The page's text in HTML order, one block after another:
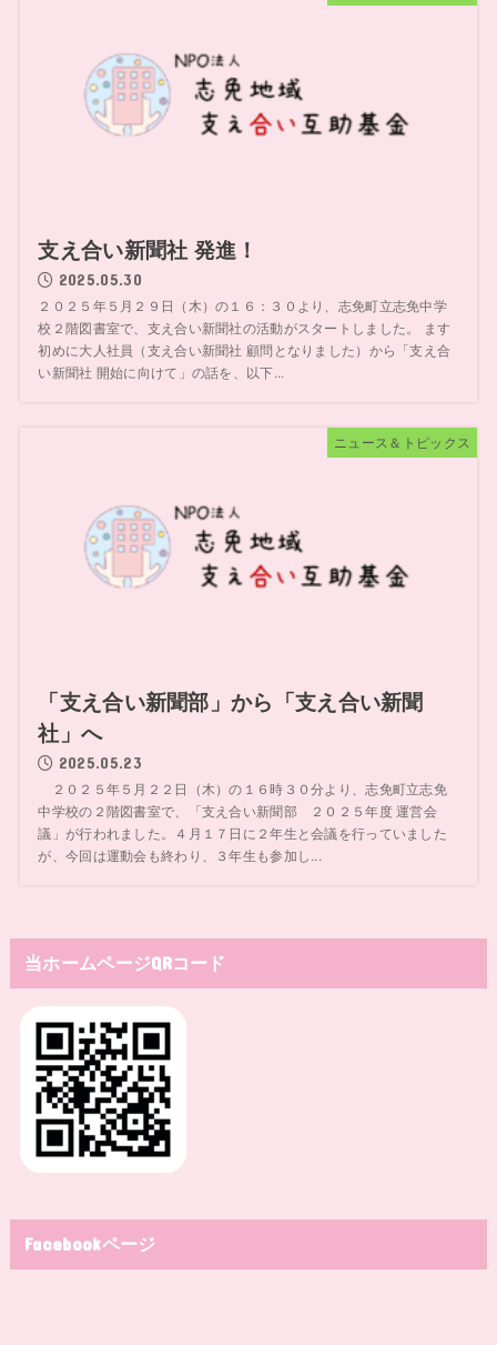
支え合い新聞社 発進！
2025.05.30
２０２５年５月２９日（木）の１６：３０より、志免町立志免中学
校２階図書室で、支え合い新聞社の活動がスタートしました。 ます
初めに大人社員（支え合い新聞社 顧問となりました）から「支え合
い新聞社 開始に向けて」の話を、以下...
ニュース＆トピックス
「支え合い新聞部」から「支え合い新聞
社」へ
2025.05.23
２０２５年５月２２日（木）の１６時３０分より、志免町立志免
中学校の２階図書室で、「支え合い新聞部 ２０２５年度 運営会
議」が行われました。４月１７日に２年生と会議を行っていました
が、今回は運動会も終わり、３年生も参加し...
当ホームページQRコード
Facebookページ